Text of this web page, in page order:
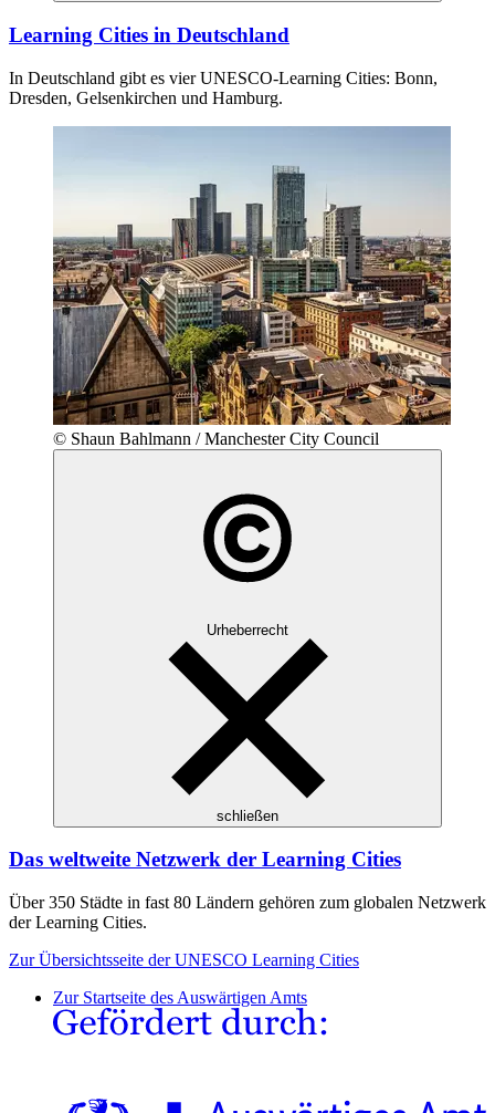
Learning Cities in Deutschland
In Deutschland gibt es vier UNESCO-Learning Cities: Bonn,
Dresden, Gelsenkirchen und Hamburg.
© Shaun Bahlmann / Manchester City Council
Urheberrecht
schließen
Das weltweite Netzwerk der Learning Cities
Über 350 Städte in fast 80 Ländern gehören zum globalen Netzwerk
der Learning Cities.
Zur Übersichtsseite der UNESCO Learning Cities
Zur Startseite des Auswärtigen Amts